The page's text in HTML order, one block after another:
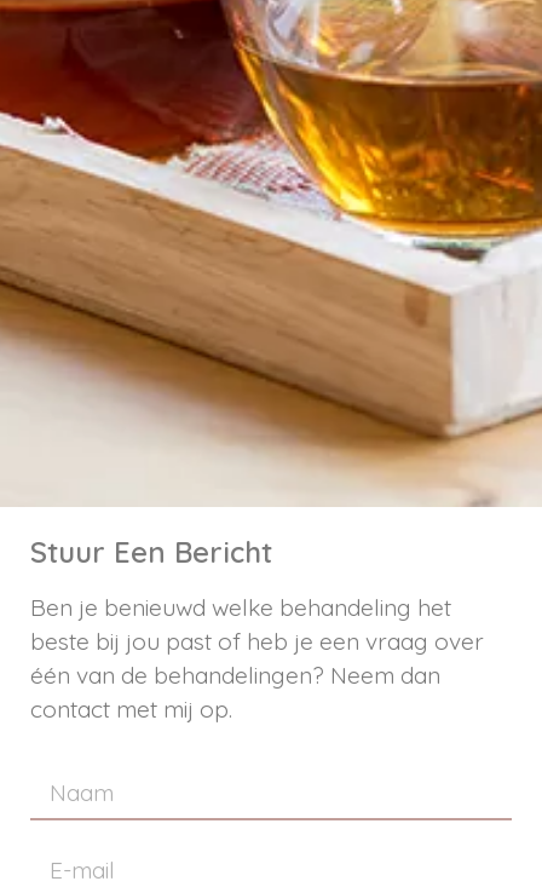
Stuur Een Bericht
Ben je benieuwd welke behandeling het
beste bij jou past of heb je een vraag over
één van de behandelingen? Neem dan
contact met mij op.